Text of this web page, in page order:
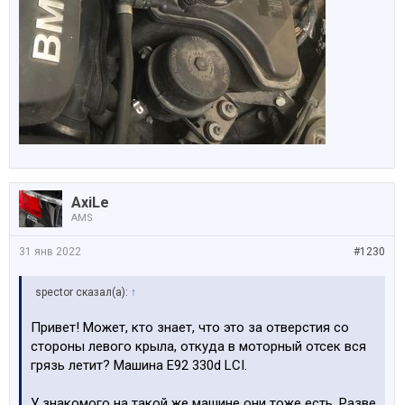
AxiLe
AMS
#1230
31 янв 2022
spector сказал(а): ↑
Привет! Может, кто знает, что это за отверстия со
стороны левого крыла, откуда в моторный отсек вся
грязь летит? Машина E92 330d LCI.